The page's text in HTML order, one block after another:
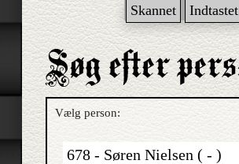
Skannet Indtastet
Vælg person:
678 - Søren Nielsen ( - )